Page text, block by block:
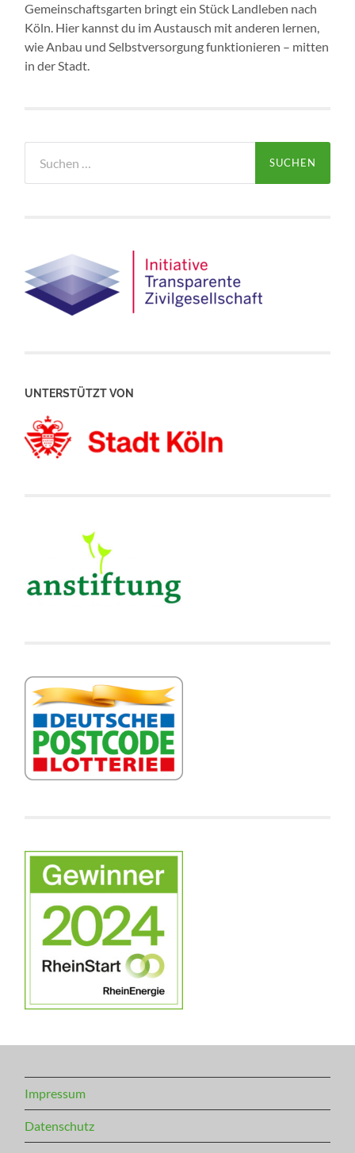
Gemeinschaftsgarten bringt ein Stück Landleben nach
Köln. Hier kannst du im Austausch mit anderen lernen,
wie Anbau und Selbstversorgung funktionieren – mitten
in der Stadt.
nach:
UNTERSTÜTZT VON
Impressum
Datenschutz